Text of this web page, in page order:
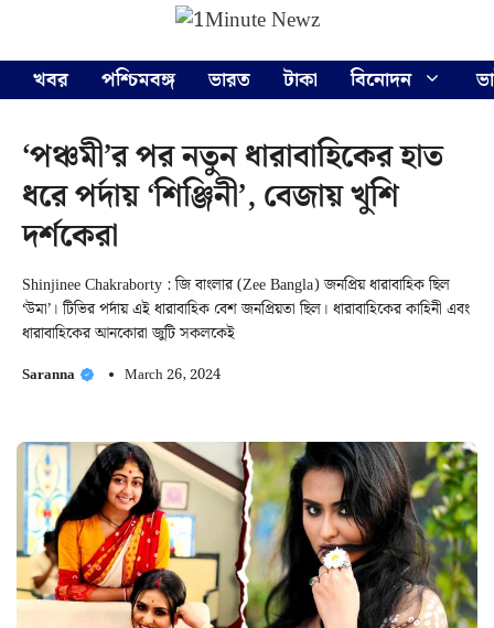
content
খবর
পশ্চিমবঙ্গ ভারত টাকা বিনোদন
‘পঞ্চমী’র পর নতুন ধারাবাহিকের হাত
ধরে পর্দায় ‘শিঞ্জিনী’, বেজায় খুশি
দর্শকেরা
Shinjinee Chakraborty : জি বাংলার (Zee Bangla) জনপ্রিয় ধারাবাহিক ছিল
‘উমা’। টিভির পর্দায় এই ধারাবাহিক বেশ জনপ্রিয়তা ছিল। ধারাবাহিকের কাহিনী এবং
ধারাবাহিকের আনকোরা জুটি সকলকেই
Saranna March 26, 2024